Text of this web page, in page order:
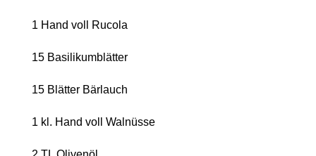
1 Hand voll Rucola
15 Basilikumblätter
15 Blätter Bärlauch
1 kl. Hand voll Walnüsse